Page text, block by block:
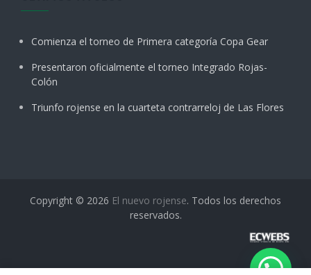
Comienza el torneo de Primera categoría Copa Gear
Presentaron oficialmente el torneo Integrado Rojas-
Colón
Triunfo rojense en la cuarteta contrarreloj de Las Flores
Copyright © 2026 El nuevo rojense. Todos los derechos
reservados.